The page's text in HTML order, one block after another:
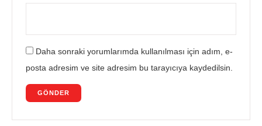
Daha sonraki yorumlarımda kullanılması için adım, e-
posta adresim ve site adresim bu tarayıcıya kaydedilsin.